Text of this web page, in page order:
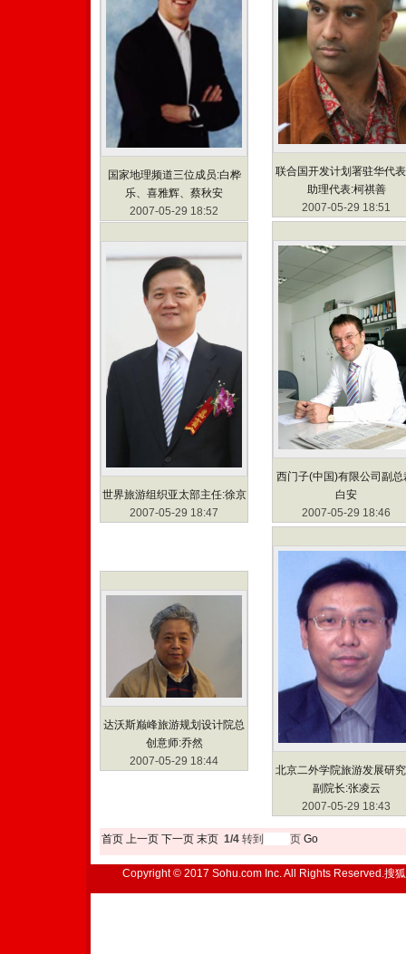
国家地理频道三位成员:白桦
乐、喜雅辉、蔡秋安
2007-05-29 18:52
联合国开发计划署驻华代
助理代表:柯祺善
2007-05-29 18:51
世界旅游组织亚太部主任:徐京
2007-05-29 18:47
西门子(中国)有限公司副总
白安
2007-05-29 18:46
达沃斯巅峰旅游规划设计院总
创意师:乔然
2007-05-29 18:44
北京二外学院旅游发展研
副院长:张凌云
2007-05-29 18:43
首页 上一页 下一页 末页 1/4 转到 页 Go
Copyright © 2017 Sohu.com Inc. All Rights Reserved.搜